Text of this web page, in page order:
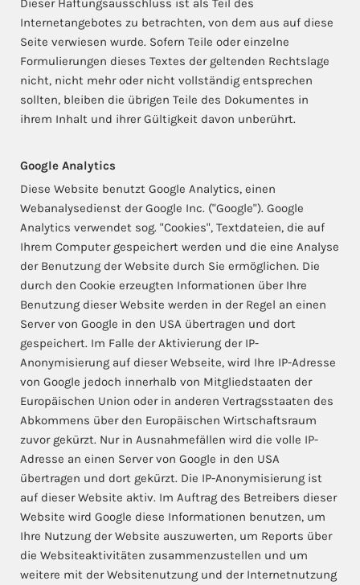
Dieser Haftungsausschluss ist als Teil des
Internetangebotes zu betrachten, von dem aus auf diese
Seite verwiesen wurde. Sofern Teile oder einzelne
Formulierungen dieses Textes der geltenden Rechtslage
nicht, nicht mehr oder nicht vollständig entsprechen
sollten, bleiben die übrigen Teile des Dokumentes in
ihrem Inhalt und ihrer Gültigkeit davon unberührt.
Google Analytics
Diese Website benutzt Google Analytics, einen
Webanalysedienst der Google Inc. ("Google"). Google
Analytics verwendet sog. "Cookies", Textdateien, die auf
Ihrem Computer gespeichert werden und die eine Analyse
der Benutzung der Website durch Sie ermöglichen. Die
durch den Cookie erzeugten Informationen über Ihre
Benutzung dieser Website werden in der Regel an einen
Server von Google in den USA übertragen und dort
gespeichert. Im Falle der Aktivierung der IP-
Anonymisierung auf dieser Webseite, wird Ihre IP-Adresse
von Google jedoch innerhalb von Mitgliedstaaten der
Europäischen Union oder in anderen Vertragsstaaten des
Abkommens über den Europäischen Wirtschaftsraum
zuvor gekürzt. Nur in Ausnahmefällen wird die volle IP-
Adresse an einen Server von Google in den USA
übertragen und dort gekürzt. Die IP-Anonymisierung ist
auf dieser Website aktiv. Im Auftrag des Betreibers dieser
Website wird Google diese Informationen benutzen, um
Ihre Nutzung der Website auszuwerten, um Reports über
die Websiteaktivitäten zusammenzustellen und um
weitere mit der Websitenutzung und der Internetnutzung